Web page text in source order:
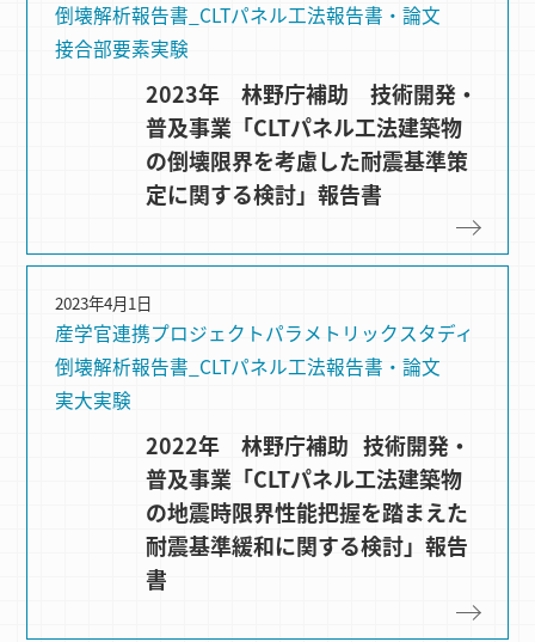
倒壊解析報告書_CLTパネル工法報告書・論文
接合部要素実験
2023年 林野庁補助 技術開発・
普及事業「CLTパネル工法建築物
の倒壊限界を考慮した耐震基準策
定に関する検討」報告書
産学官連携プロジェクトパラメトリックスタディ
倒壊解析報告書_CLTパネル工法報告書・論文
実大実験
2023年4月1日
2022年 林野庁補助 技術開発・
普及事業「CLTパネル工法建築物
の地震時限界性能把握を踏まえた
耐震基準緩和に関する検討」報告
書